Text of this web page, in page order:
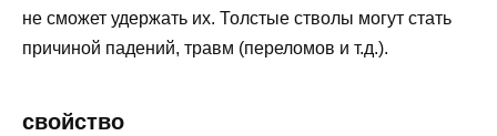
не сможет удержать их. Толстые стволы могут стать
причиной падений, травм (переломов и т.д.).
свойство